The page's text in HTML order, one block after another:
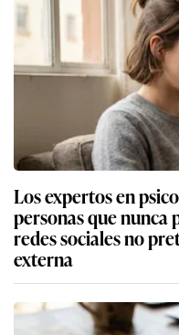
Los expertos en
personas que nunca
redes sociales no
externa